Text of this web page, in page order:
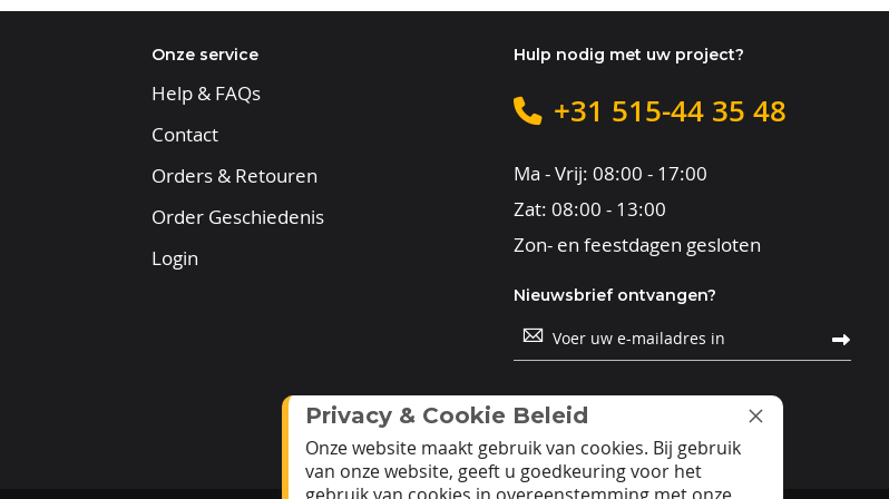
Privacy & Cookie Beleid
Onze website maakt gebruik van cookies. Bij gebruik
van onze website, geeft u goedkeuring voor het
Onze service
Help & FAQs
Contact
Orders & Retouren
Order Geschiedenis
Login
Hulp nodig met uw project?
+31 515-44 35 48
Ma - Vrij: 08:00 - 17:00
Zat: 08:00 - 13:00
Zon- en feestdagen gesloten
Nieuwsbrief ontvangen?
Abonneer
op
nieuwsbrief